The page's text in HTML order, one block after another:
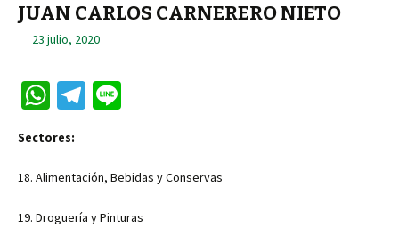
JUAN CARLOS CARNERERO NIETO
23 julio, 2020
W
at
sA
p
Te
a
m
Sectores:
18. Alimentación, Bebidas y Conservas
19. Droguería y Pinturas